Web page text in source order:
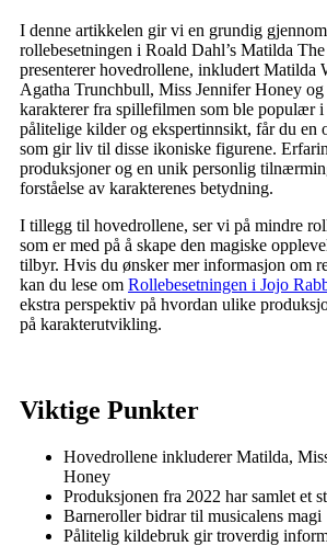
I denne artikkelen gir vi en grundig
rollebesetningen i Roald Dahl’s Matilda
presenterer hovedrollene, inkludert Matilda
Agatha Trunchbull, Miss Jennifer Honey
karakterer fra spillefilmen som ble populær i
pålitelige kilder og ekspertinnsikt, får du en
som gir liv til disse ikoniske figurene.
produksjoner og en unik personlig
forståelse av karakterenes betydning.
I tillegg til hovedrollene, ser vi på mindre
som er med på å skape den magiske
tilbyr. Hvis du ønsker mer informasjon om
kan du lese om Rollebesetningen i Jojo
ekstra perspektiv på hvordan ulike
på karakterutvikling.
Viktige Punkter
Hovedrollene inkluderer Matilda,
Honey
Produksjonen fra 2022 har samlet et
Barneroller bidrar til musicalens magi
Pålitelig kildebruk gir troverdig